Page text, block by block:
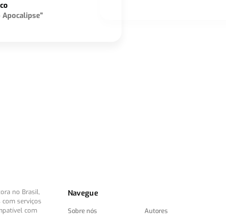
Apocalipse"
no Brasil,
com serviços
com
Navegue
Sobre nós Autores